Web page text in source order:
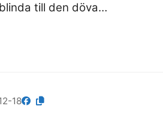
till den döva…
18